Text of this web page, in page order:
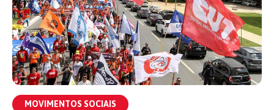
MOVIMENTOS SOCIAIS